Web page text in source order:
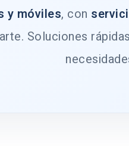
y móviles, con
Soluciones